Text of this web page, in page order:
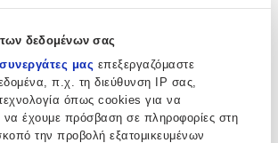
δεδομένων σας
μας επεξεργαζόμαστε
π.χ. τη διεύθυνση IP σας,
όπως cookies για να
να έχουμε πρόσβαση σε πληροφορίες στη
την προβολή εξατομικευμένων